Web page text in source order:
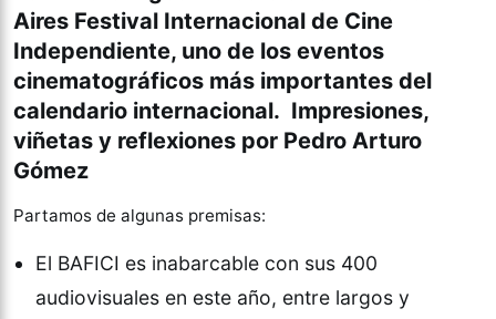
Aires Festival Internacional de Cine
Independiente, uno de los eventos
cinematográficos más importantes del
calendario internacional. Impresiones,
viñetas y reflexiones por Pedro Arturo
Gómez
Partamos de algunas premisas:
El BAFICI es inabarcable con sus 400
audiovisuales en este año, entre largos y